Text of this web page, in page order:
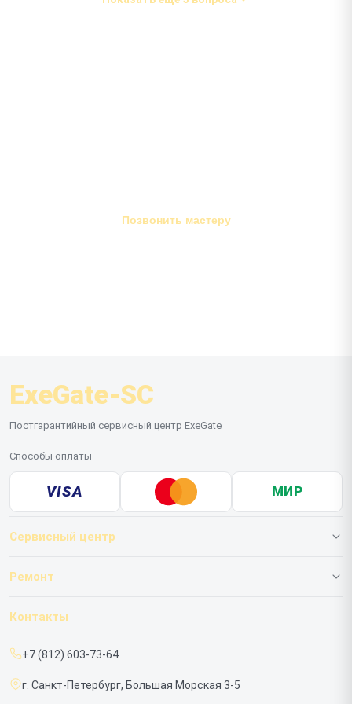
окончания работ и загруженности курьеров.
Позвонить мастеру
ExeGate-SC
Постгарантийный сервисный центр ExeGate
Способы оплаты
VISA МИР
Сервисный центр
О нашем сервисе
Срочный ремонт
Доставка и способы оплаты
Ремонт
ИБП
Контакты
+7 (812) 603-73-64
г. Санкт-Петербург, Большая Морская 3-5